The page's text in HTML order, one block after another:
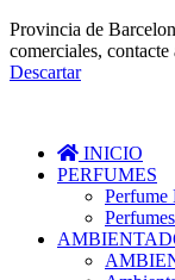
Provincia de
comerciales,
Descartar
INICIO
PERFUMES
Perfume